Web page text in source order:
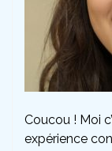
Coucou ! Moi
expérience